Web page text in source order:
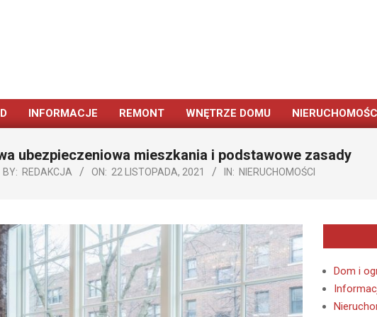
Primary
Menu
INFORMACJE REMONT WNĘTRZE DOMU
ubezpieczeniowa mieszkania i podstawowe zasady
BY: REDAKCJA ON: 22 LISTOPADA, 2021 IN: NIERUCHOMOŚCI
Dom i